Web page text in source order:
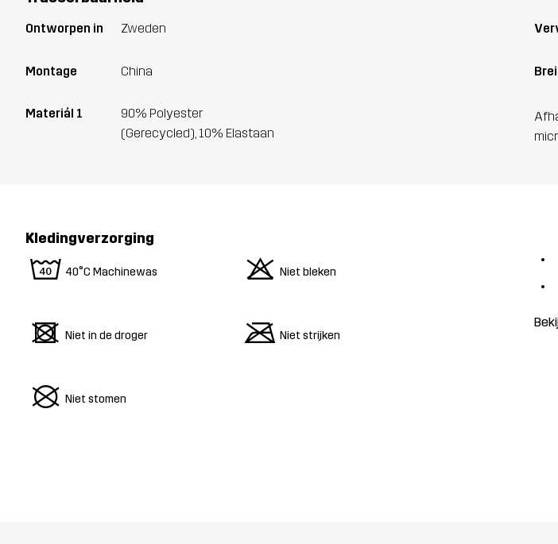
Ontworpen in Zweden
Montage China
Materiál 1
90% Polyester
(Gerecycled), 10% Elastaan
Kledingverzorging
8 40°C Machinewas o Niet bleken
d Niet in de droger m Niet strijken
U Niet stomen